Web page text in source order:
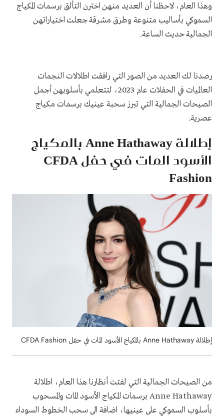
وهذا العام، لاحظنا أن العديد منهن اخترن التألق برسمات المكياج
السموكي بأساليب متنوعة وطرق مشرقة جعلت اختياراتهن
الجمالية حديث الساعة.
رصدنا لك العديد من الصور التي رافقت اطلالات النجمات
العالميات في الحفلات عام 2023، لتتعلمي بأسلوبهن أجمل
الصيحات الجمالية التي تبرز سحبة عينيك برسمات مكياج
عصرية.
إطلالة Anne Hathaway بالمكياج
الأسود المات في حفل CFDA
Fashion
إطلالة Anne Hathaway بالمكياج الأسود المات في حفل CFDA Fashion
من الصيحات الجمالية التي لفتت أنظارنا هذا العام، اطلالة
Anne Hathaway برسمات المكياج الأسود المات والمسحوب
بأسلوب السموكي على عينيها، اضافة الى سحب الخطوط السوداء